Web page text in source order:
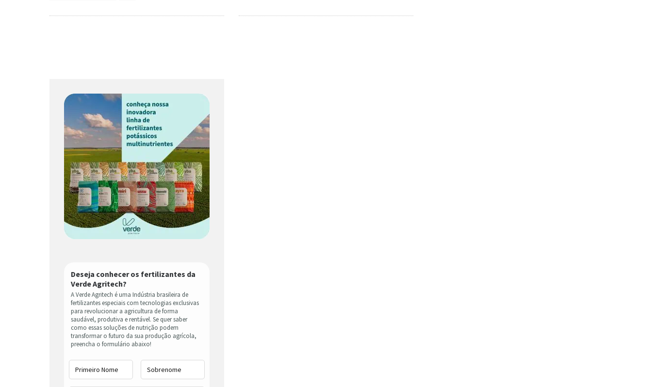
Deseja conhecer os fertilizantes da
Verde Agritech?
A Verde Agritech é uma Indústria brasileira de
fertilizantes especiais com tecnologias exclusivas
para revolucionar a agricultura de forma
saudável, produtiva e rentável. Se quer saber
como essas soluções de nutrição podem
transformar o futuro da sua produção agrícola,
preencha o formulário abaixo!